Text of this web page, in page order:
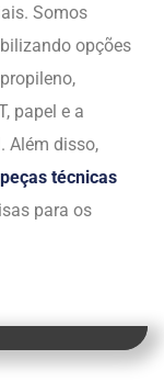
Somos
opções
papel e a
Além disso,
peças técnicas
para os